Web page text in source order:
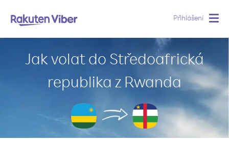
Přihlášení
Jak volat do Středoafrická
republika z Rwanda